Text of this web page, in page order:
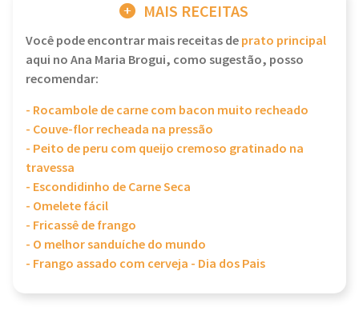
MAIS RECEITAS
Você pode encontrar mais receitas deprato principal
aqui no Ana Maria Brogui, como sugestão, posso
recomendar:
- Rocambole de carne com bacon muito recheado
- Couve-flor recheada na pressão
- Peito de peru com queijo cremoso gratinado na
travessa
- Escondidinho de Carne Seca
- Omelete fácil
- Fricassê de frango
- O melhor sanduíche do mundo
- Frango assado com cerveja - Dia dos Pais